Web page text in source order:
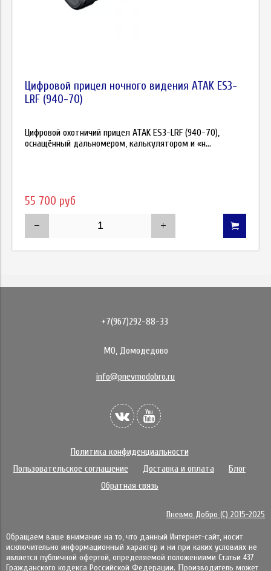
Цифровой прицел ночного видения ATAK ES3-
LRF (940-70)
Цифровой охотничий прицел ATAK ES3-LRF (940-70),
оснащённый дальномером, калькулятором и «н...
55 700 руб
+7(967)292-88-33
МО, Домодедово
info@pnevmodobro.ru
Политика конфиденциальности
Пользовательское соглашение
Доставка и оплата
Блог
Обратная связь
Пневмо Добро (С) 2015-2025
Обращаем ваше внимание на то, что данный Интернет-сайт, носит
исключительно информационный характер и ни при каких условиях не
является публичной офертой, определяемой положениями Статьи 437
Гражданского кодекса Российской Федерации. Πpoизвoдитeль мoжeт